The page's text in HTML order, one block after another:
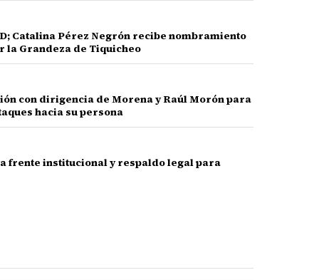
Catalina Pérez Negrón recibe nombramiento
la Grandeza de Tiquicheo
con dirigencia de Morena y Raúl Morón para
hacia su persona
frente institucional y respaldo legal para